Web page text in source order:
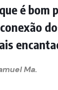
é bom
Ma.